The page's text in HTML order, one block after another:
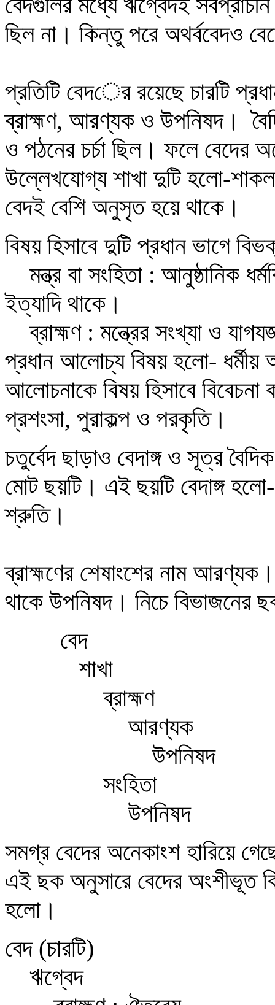
ছিল না । কিন্তু পরে অথর্ববেদও
প্রতিটি বেদের রয়েছে চারটি
ব্রাহ্মণ, আরণ্যক ও উপনিষদ।
ও পঠনের চর্চা ছিল। ফলে বেদের
উল্লেখযোগ্য শাখা দুটি হলো-
বেদই বেশি অনুসৃত হয়ে থাকে।
বিষয় হিসাবে দুটি প্রধান ভাগে
মন্ত্র বা সংহিতা : আনুষ্ঠানিক
ইত্যাদি থাকে।
ব্রাহ্মণ : মন্ত্রের সংখ্যা ও
প্রধান আলোচ্য বিষয় হলো- ধর্মীয়
আলোচনাকে বিষয় হিসাবে বিবেচনা
প্রশংসা, পুরাকল্প ও পরকৃতি।
চতুর্বেদ ছাড়াও বেদাঙ্গ ও সূত্র
মোট ছয়টি । এই ছয়টি বেদাঙ্গ
শ্রুতি।
ব্রাহ্মণের শেষাংশের নাম
থাকে উপনিষদ। নিচে বিভাজনের
বেদ
শাখা
ব্রাহ্মণ
আরণ্যক
উপনিষদ
সংহিতা
উপনিষদ
সমগ্র বেদের অনেকাংশ হারিয়ে
এই ছক অনুসারে বেদের অংশীভূত
হলো।
বেদ (চারটি)
ঋগ্বেদ